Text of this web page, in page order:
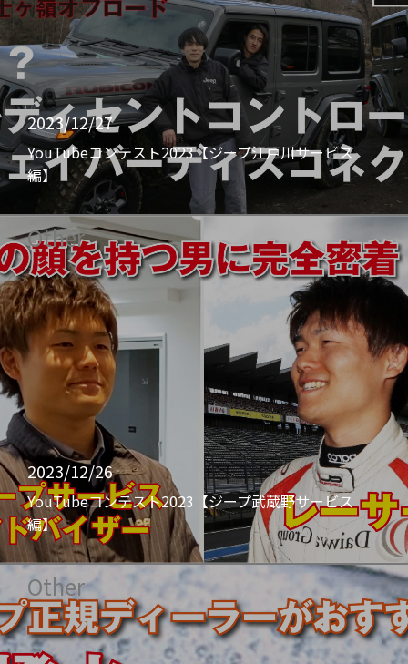
2023/12/27
YouTubeコンテスト2023【ジープ江戸川サービス
編】
Other
2023/12/26
YouTubeコンテスト2023【ジープ武蔵野サービス
編】
Other